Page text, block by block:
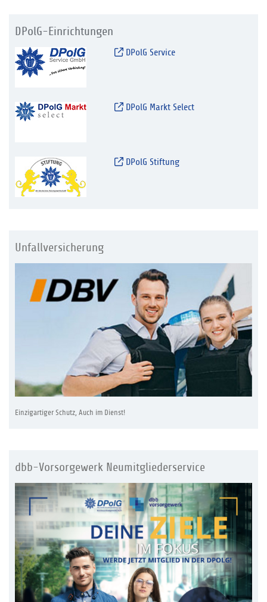
DPolG-Einrichtungen
DPolG Service
DPolG Markt Select
DPolG Stiftung
Unfallversicherung
Einzigartiger Schutz, Auch im Dienst!
dbb-Vorsorgewerk Neumitgliederservice